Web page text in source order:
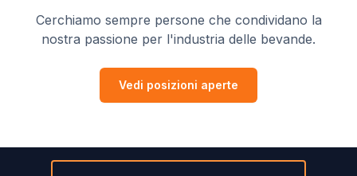
Cerchiamo sempre persone che condividano la
nostra passione per l'industria delle bevande.
Vedi posizioni aperte